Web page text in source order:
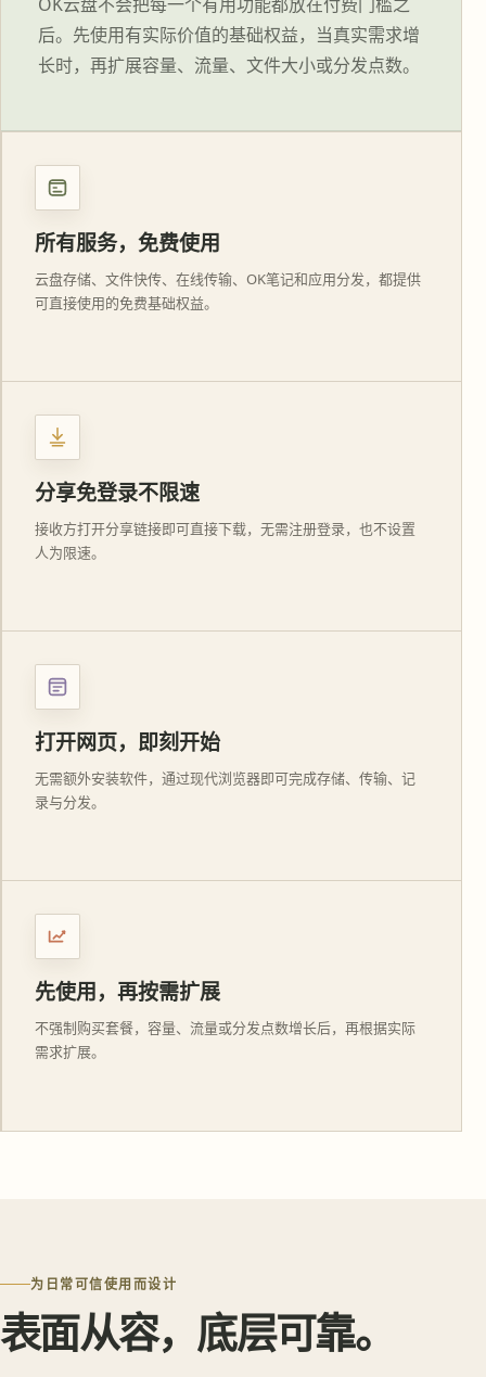
后。先使用有实际价值的基础权益，当真实需求增
长时，再扩展容量、流量、文件大小或分发点数。
所有服务，免费使用
云盘存储、文件快传、在线传输、OK笔记和应用分发，都提供
可直接使用的免费基础权益。
分享免登录不限速
接收方打开分享链接即可直接下载，无需注册登录，也不设置
人为限速。
打开网页，即刻开始
无需额外安装软件，通过现代浏览器即可完成存储、传输、记
录与分发。
先使用，再按需扩展
不强制购买套餐，容量、流量或分发点数增长后，再根据实际
需求扩展。
为日常可信使用而设计
表面从容，底层可靠。